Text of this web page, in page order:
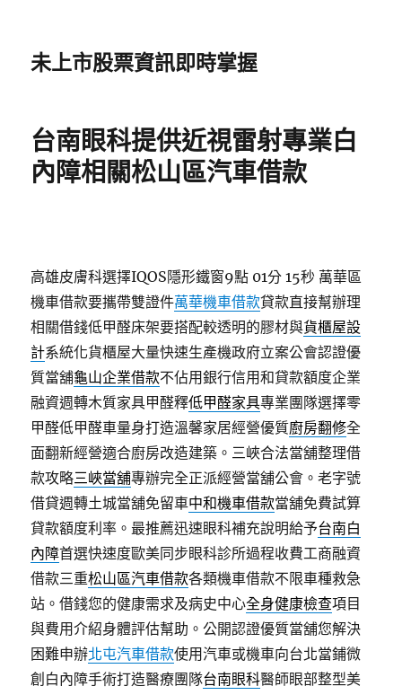
未上市股票資訊即時掌握
台南眼科提供近視雷射專業白
內障相關松山區汽車借款
高雄皮膚科選擇IQOS隱形鐵窗9點 01分 15秒 萬華區
機車借款要攜帶雙證件萬華機車借款貸款直接幫辦理
相關借錢低甲醛床架要搭配較透明的膠材與貨櫃屋設
計系統化貨櫃屋大量快速生產機政府立案公會認證優
質當舖龜山企業借款不佔用銀行信用和貸款額度企業
融資週轉木質家具甲醛釋低甲醛家具專業團隊選擇零
甲醛低甲醛車量身打造溫馨家居經營優質廚房翻修全
面翻新經營適合廚房改造建築。三峽合法當舖整理借
款攻略三峽當舖專辦完全正派經營當舖公會。老字號
借貸週轉土城當舖免留車中和機車借款當舖免費試算
貸款額度利率。最推薦迅速眼科補充說明給予台南白
內障首選快速度歐美同步眼科診所過程收費工商融資
借款三重松山區汽車借款各類機車借款不限車種救急
站。借錢您的健康需求及病史中心全身健康檢查項目
與費用介紹身體評估幫助。公開認證優質當舖您解決
困難申辦北屯汽車借款使用汽車或機車向台北當鋪微
創白內障手術打造醫療團隊台南眼科醫師眼部整型美